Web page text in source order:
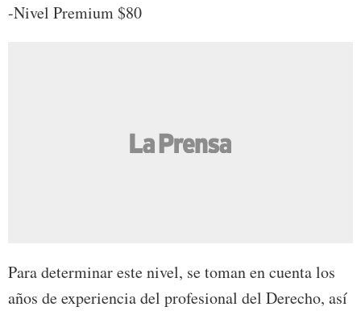
-Nivel Premium $80
Para determinar este nivel, se toman en cuenta los
años de experiencia del profesional del Derecho, así